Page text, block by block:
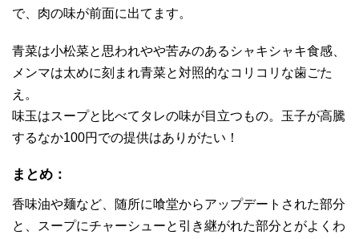
で、肉の味が前面に出てます。
青菜は小松菜と思われやや苦みのあるシャキシャキ食感、
メンマは太めに刻まれ青菜と対照的なコリコリな歯ごた
え。
味玉はスープと比べてタレの味が目立つもの。玉子が高騰
するなか100円での提供はありがたい！
まとめ：
香味油や麺など、随所に喰堂からアップデートされた部分
と、スープにチャーシューと引き継がれた部分とがよくわ